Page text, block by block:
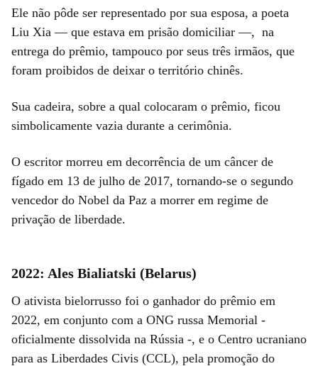
Ele não pôde ser representado por sua esposa, a poeta
Liu Xia — que estava em prisão domiciliar —, na
entrega do prêmio, tampouco por seus três irmãos, que
foram proibidos de deixar o território chinês.
Sua cadeira, sobre a qual colocaram o prêmio, ficou
simbolicamente vazia durante a cerimônia.
O escritor morreu em decorrência de um câncer de
fígado em 13 de julho de 2017, tornando-se o segundo
vencedor do Nobel da Paz a morrer em regime de
privação de liberdade.
2022: Ales Bialiatski (Belarus)
O ativista bielorrusso foi o ganhador do prêmio em
2022, em conjunto com a ONG russa Memorial -
oficialmente dissolvida na Rússia -, e o Centro ucraniano
para as Liberdades Civis (CCL), pela promoção do